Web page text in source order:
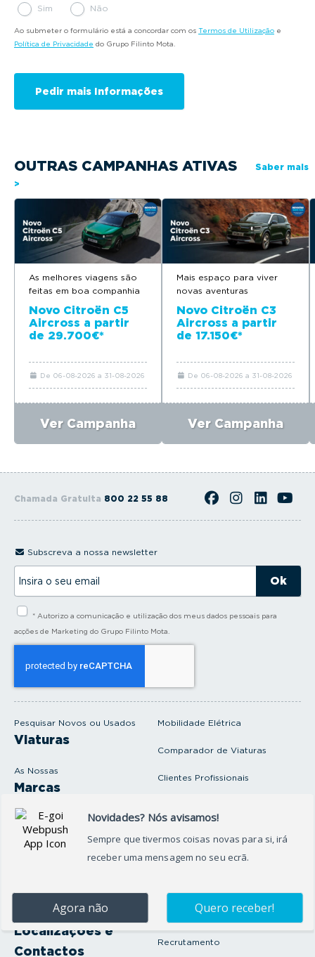
Sim Não
Ao submeter o formulário está a concordar com os Termos de Utilização e
Política de Privacidade do Grupo Filinto Mota.
OUTRAS CAMPANHAS ATIVAS
Saber mais
>
As melhores viagens são
feitas em boa companhia
Novo Citroën C5
Aircross a partir
de 29.700€*
De 06-08-2026 a 31-08-2026
Ver Campanha
Mais espaço para viver
novas aventuras
Novo Citroën C3
Aircross a partir
de 17.150€*
De 06-08-2026 a 31-08-2026
Ver Campanha
Chamada Gratuita 800 22 55 88
Pesquisar Novos ou Usados
Viaturas
As Nossas
Marcas
Produtos e serviços
Oficina
Onde Estamos
Localizações e
Contactos
Mobilidade Elétrica
Comparador de Viaturas
Clientes Profissionais
Seguros Protector
Artigos e Notícias
Recrutamento
Subscreva a nossa newsletter
s
* Autorizo a comunicação e utilização dos meus dados pessoais para
acções de Marketing do Grupo Filinto Mota.